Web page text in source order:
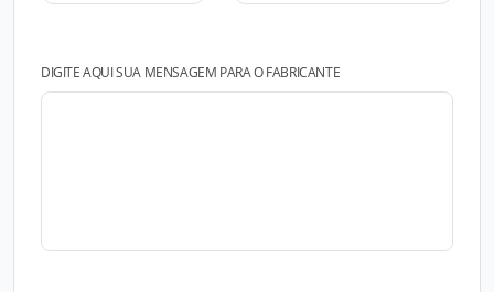
DIGITE AQUI SUA MENSAGEM PARA O FABRICANTE